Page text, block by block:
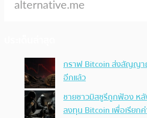
กราฟ Bitcoin ส่งสัญญา
อีกแล้ว
ชายชาวมิสซูรีถูกฟ้อง ห
ลงทุน Bitcoin เพื่อเรียกค่